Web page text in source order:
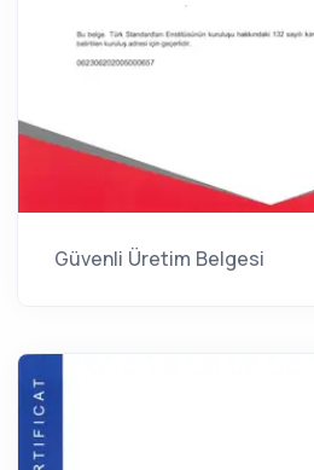
Güvenli Üretim Belgesi